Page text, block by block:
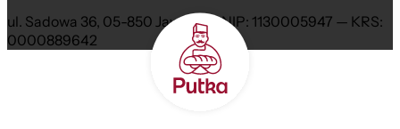
ul. Sadowa 36, 05-850 Jawczyce NIP: 1130005947 — KRS:
0000889642